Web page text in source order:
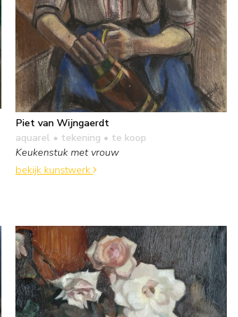
Piet van Wijngaerdt
aquarel • tekening • te koop
Keukenstuk met vrouw
bekijk kunstwerk